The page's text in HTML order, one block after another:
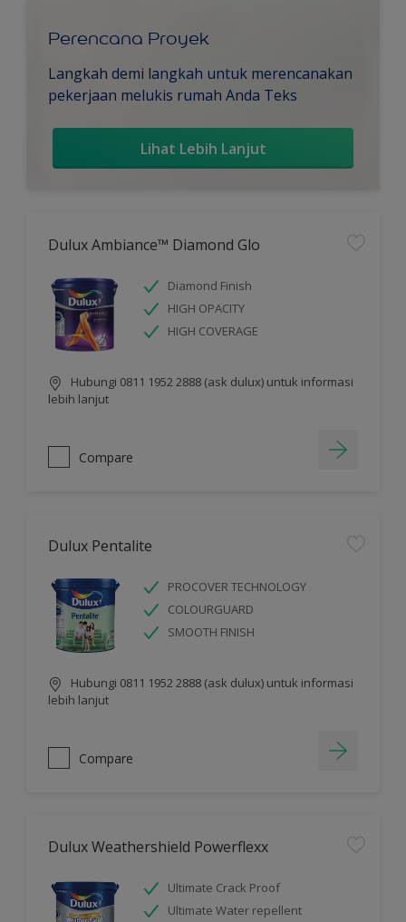
Perencana Proyek
Langkah demi langkah untuk merencanakan
pekerjaan melukis rumah Anda Teks
Lihat Lebih Lanjut
Dulux Ambiance™ Diamond Glo
Diamond Finish
HIGH OPACITY
HIGH COVERAGE
Hubungi 0811 1952 2888 (ask dulux) untuk informasi
lebih lanjut
Compare
Dulux Pentalite
PROCOVER TECHNOLOGY
COLOURGUARD
SMOOTH FINISH
Hubungi 0811 1952 2888 (ask dulux) untuk informasi
lebih lanjut
Compare
Dulux Weathershield Powerflexx
Ultimate Crack Proof
Ultimate Water repellent